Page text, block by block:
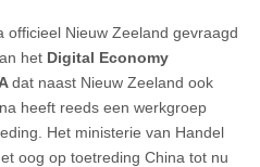
officieel Nieuw Zeeland gevraagd
het Digital Economy
dat naast Nieuw Zeeland ook
heeft reeds een werkgroep
Het ministerie van Handel
oog op toetreding China tot nu